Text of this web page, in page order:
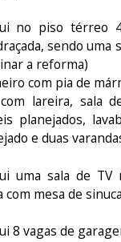
no piso térreo
sendo
a reforma)
com pia de
lareira, sala
planejados,
e duas
uma sala de
com mesa de
8 vagas de